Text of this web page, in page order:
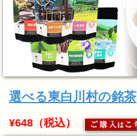
選べる東白川村の銘茶
¥648（税込）